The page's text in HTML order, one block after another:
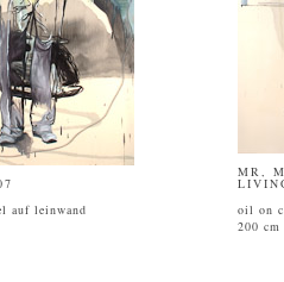
auf leinwand
MR,
oil on
200